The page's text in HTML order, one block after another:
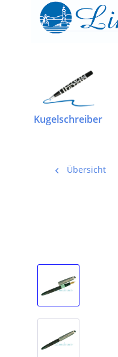
Kugelschreiber
Übersicht